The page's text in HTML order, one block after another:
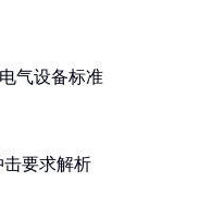
气设备标准
击要求解析